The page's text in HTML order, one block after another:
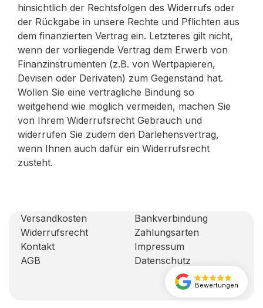
hinsichtlich der Rechtsfolgen des Widerrufs oder
der Rückgabe in unsere Rechte und Pflichten aus
dem finanzierten Vertrag ein. Letzteres gilt nicht,
wenn der vorliegende Vertrag dem Erwerb von
Finanzinstrumenten (z.B. von Wertpapieren,
Devisen oder Derivaten) zum Gegenstand hat.
Wollen Sie eine vertragliche Bindung so
weitgehend wie möglich vermeiden, machen Sie
von Ihrem Widerrufsrecht Gebrauch und
widerrufen Sie zudem den Darlehensvertrag,
wenn Ihnen auch dafür ein Widerrufsrecht
zusteht.
Versandkosten
Bankverbindung
Widerrufsrecht
Zahlungsarten
Kontakt
Impressum
AGB
Datenschutz
Bewertungen